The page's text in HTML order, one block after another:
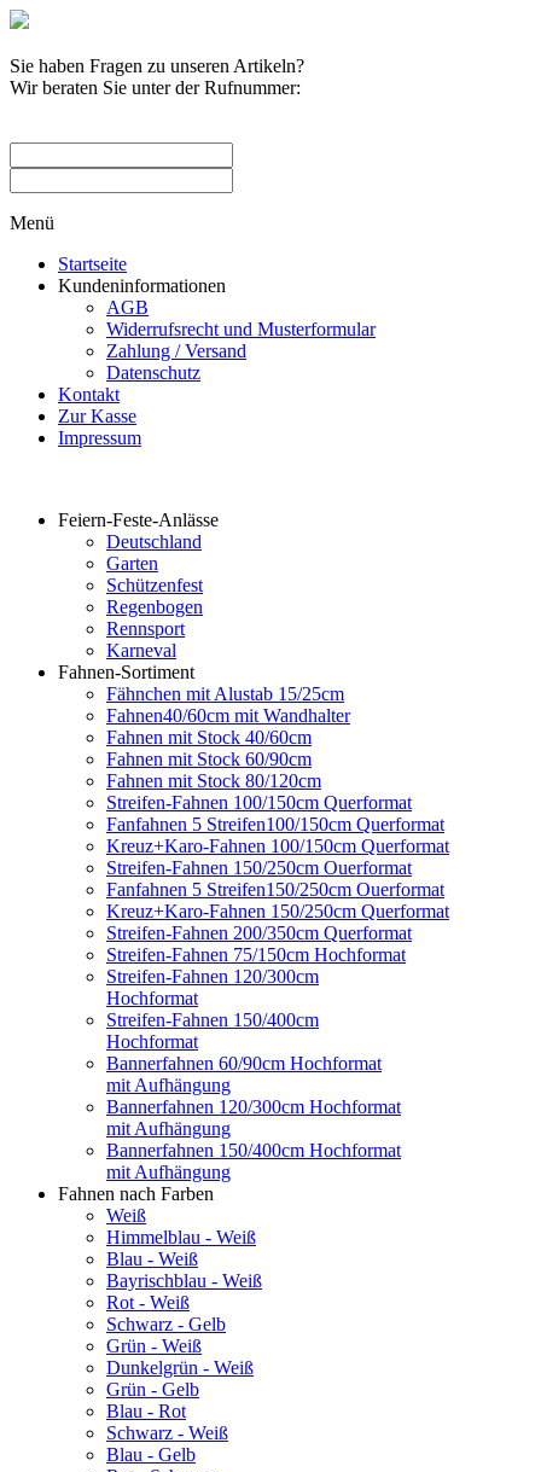
Sie haben Fragen zu unseren Artikeln?
Wir beraten Sie unter der Rufnummer:
Menü
Startseite
Kundeninformationen
AGB
Widerrufsrecht und Musterformular
Zahlung / Versand
Datenschutz
Kontakt
Zur Kasse
Impressum
Feiern-Feste-Anlässe
Deutschland
Garten
Schützenfest
Regenbogen
Rennsport
Karneval
Fahnen-Sortiment
Fähnchen mit Alustab 15/25cm
Fahnen40/60cm mit Wandhalter
Fahnen mit Stock 40/60cm
Fahnen mit Stock 60/90cm
Fahnen mit Stock 80/120cm
Streifen-Fahnen 100/150cm Querformat
Fanfahnen 5 Streifen100/150cm Querformat
Kreuz+Karo-Fahnen 100/150cm Querformat
Streifen-Fahnen 150/250cm Ouerformat
Fanfahnen 5 Streifen150/250cm Ouerformat
Kreuz+Karo-Fahnen 150/250cm Querformat
Streifen-Fahnen 200/350cm Querformat
Streifen-Fahnen 75/150cm Hochformat
Streifen-Fahnen 120/300cm
Hochformat
Streifen-Fahnen 150/400cm
Hochformat
Bannerfahnen 60/90cm Hochformat
mit Aufhängung
Bannerfahnen 120/300cm Hochformat
mit Aufhängung
Bannerfahnen 150/400cm Hochformat
mit Aufhängung
Fahnen nach Farben
Weiß
Himmelblau - Weiß
Blau - Weiß
Bayrischblau - Weiß
Rot - Weiß
Schwarz - Gelb
Grün - Weiß
Dunkelgrün - Weiß
Grün - Gelb
Blau - Rot
Schwarz - Weiß
Blau - Gelb